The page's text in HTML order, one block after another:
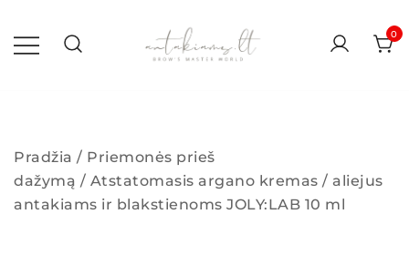
to
content
0
Pradžia / Priemonės prieš
dažymą / Atstatomasis argano kremas / aliejus
antakiams ir blakstienoms JOLY:LAB 10 ml